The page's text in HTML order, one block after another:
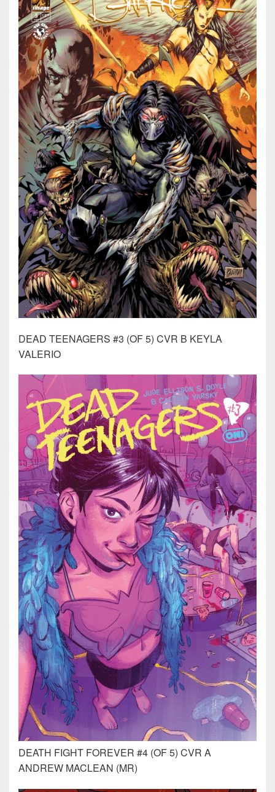
DEAD TEENAGERS #3 (OF 5) CVR B KEYLA
VALERIO
DEATH FIGHT FOREVER #4 (OF 5) CVR A
ANDREW MACLEAN (MR)